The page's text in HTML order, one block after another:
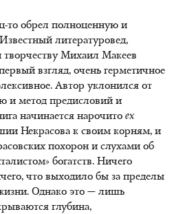
то обрел полноценную и
литературовед,
творчеству Михаил Макеев
взгляд, очень герметичное
Автор уклонился от
и метод предисловий и
начинается нарочито ex
Некрасова к своим корням, и
похорон и слухами об
богатств. Ничего
что выходило бы за пределы
Однако это — лишь
глубина,